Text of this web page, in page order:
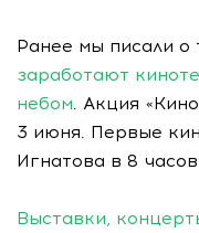
Ранее мы писали о
заработают
небом. Акция
3 июня. Первые
Игнатова в 8
Выставки,